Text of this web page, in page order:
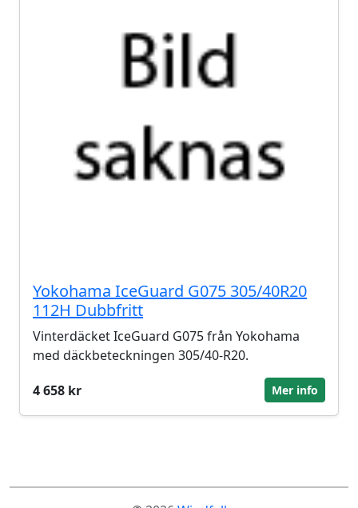
Yokohama IceGuard G075 305/40R20
112H Dubbfritt
Vinterdäcket IceGuard G075 från Yokohama
med däckbeteckningen 305/40-R20.
4 658 kr
Mer info